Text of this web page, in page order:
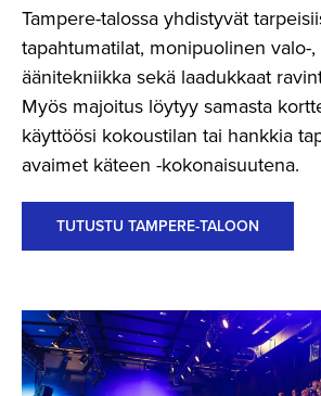
Tampere-talossa yhdistyvät
tapahtumatilat, monipuolinen valo-
äänitekniikka sekä laadukkaat
Myös majoitus löytyy samasta
käyttöösi kokoustilan tai hankkia
avaimet käteen -kokonaisuutena.
TUTUSTU TAMPERE-TALOON